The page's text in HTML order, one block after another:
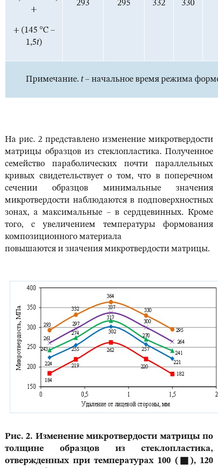
+
+ (145 °С –
1,5t)
293 295 332 330
Примечание. t– начальное время режима
На рис. 2 представлено изменение микротвердости
матрицы образцов из стеклопластика. Полученное
семейство параболических почти параллельных
кривых свидетельствует о том, что в поперечном
сечении образцов минимальные значения
микротвердости наблюдаются в подповерхностных
зонах, а максимальные – в сердцевинных. Кроме
того, с увеличением температуры формования
композиционного материала
повышаются и значения микротвердости матрицы.
Рис. 2. Изменение микротвердости матрицы по
толщине образцов из стеклопластика,
отвержденных при температурах 100 (
), 120